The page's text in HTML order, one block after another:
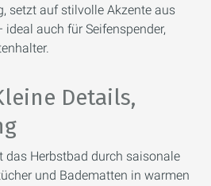
setzt auf stilvolle Akzente aus
auch für Seifenspender,
Details,
das Herbstbad durch saisonale
und Badematten in warmen